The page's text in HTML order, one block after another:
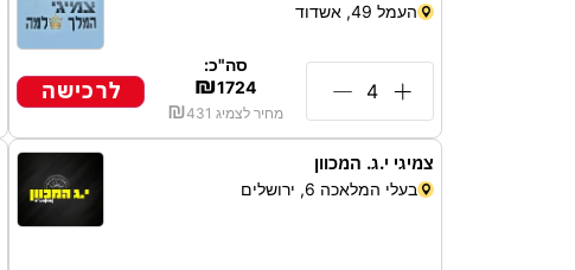
העמל 49, אשדוד
סה"כ:
₪1724
מחיר לצמיג ₪431
לרכישה
צמיגי י.ג. המכוון
בעלי המלאכה 6, ירושלים